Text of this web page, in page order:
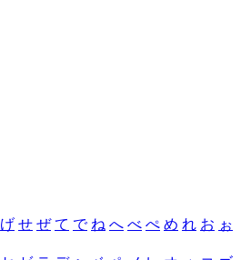
げ せ ぜ て で ね へ べ ぺ め れ お ぉ